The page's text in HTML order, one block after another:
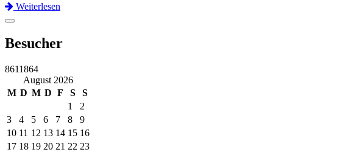
Weiterlesen
Previous
Next
Toggle
Besucher
8611864
August 2026
M D M D F S S
1
2
3
4 5 6 7 8
9
10 11 12 13 14 15 16
17 18 19 20 21 22 23